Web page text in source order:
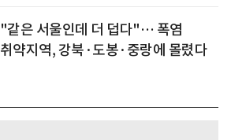
"같은 서울인데 더 덥다"… 폭염
취약지역, 강북·도봉·중랑에 몰렸다